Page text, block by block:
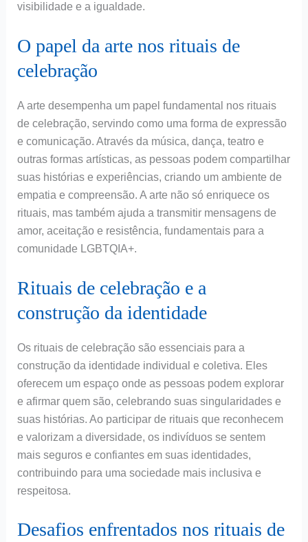
visibilidade e a igualdade.
O papel da arte nos rituais de
celebração
A arte desempenha um papel fundamental nos rituais
de celebração, servindo como uma forma de expressão
e comunicação. Através da música, dança, teatro e
outras formas artísticas, as pessoas podem compartilhar
suas histórias e experiências, criando um ambiente de
empatia e compreensão. A arte não só enriquece os
rituais, mas também ajuda a transmitir mensagens de
amor, aceitação e resistência, fundamentais para a
comunidade LGBTQIA+.
Rituais de celebração e a
construção da identidade
Os rituais de celebração são essenciais para a
construção da identidade individual e coletiva. Eles
oferecem um espaço onde as pessoas podem explorar
e afirmar quem são, celebrando suas singularidades e
suas histórias. Ao participar de rituais que reconhecem
e valorizam a diversidade, os indivíduos se sentem
mais seguros e confiantes em suas identidades,
contribuindo para uma sociedade mais inclusiva e
respeitosa.
Desafios enfrentados nos rituais de